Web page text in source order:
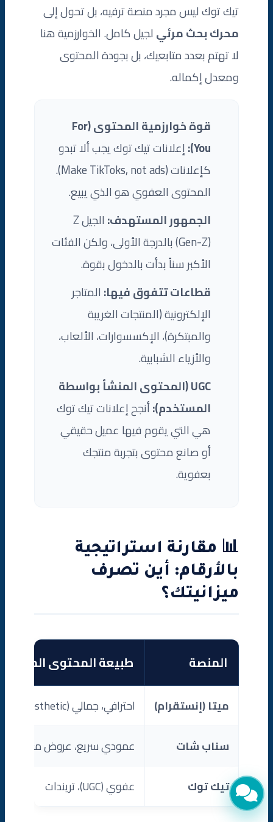
تيك توك ليس مجرد منصة ترفيه، بل تحول إلى
محرك بحث مرئي لجيل كامل. الخوارزمية هنا
لا تهتم بعدد متابعيك، بل بجودة المحتوى
ومعدل إكماله.
قوة خوارزمية المحتوى (For
You): إعلانات تيك توك يجب ألا تبدو
كإعلانات (Make TikToks, not ads).
المحتوى العفوي هو الذي يبيع.
الجمهور المستهدف:
الجيل Z
(Gen-Z) بالدرجة الأولى، ولكن الفئات
الأكبر سناً بدأت بالدخول بقوة.
قطاعات تتفوق فيها: المتاجر
الإلكترونية (المنتجات الغريبة
والمبتكرة)، الإكسسوارات، الألعاب،
والأزياء الشبابية.
UGC (المحتوى المنشأ بواسطة
المستخدم):أنجح إعلانات تيك توك
هي التي يقوم فيها عميل حقيقي
أو صانع محتوى بتجربة منتجك
بعفوية.
📊 مقارنة استراتيجية
بالأرقام: أين تصرف
ميزانيتك؟
المنصة طبيعة المحتوى
ميتا (إنستقرام)
احترافي، جمالي (Aesthetic)
سناب شات
عمودي سريع، عروض مغرية
تيك توك
عفوي (UGC)، تريندات